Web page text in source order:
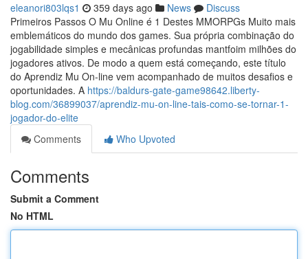
eleanori803lqs1 359 days ago News
Discuss
Primeiros Passos O Mu Online é 1 Destes MMORPGs Muito mais
emblemáticos do mundo dos games. Sua própria combinação do
jogabilidade simples e mecânicas profundas mantfoim milhões do
jogadores ativos. De modo a quem está começando, este título
do Aprendiz Mu On-line vem acompanhado de muitos desafios e
oportunidades. A https://baldurs-gate-game98642.liberty-
blog.com/36899037/aprendiz-mu-on-line-tais-como-se-tornar-1-
jogador-do-elite
Comments
Who Upvoted
Comments
Submit a Comment
No HTML